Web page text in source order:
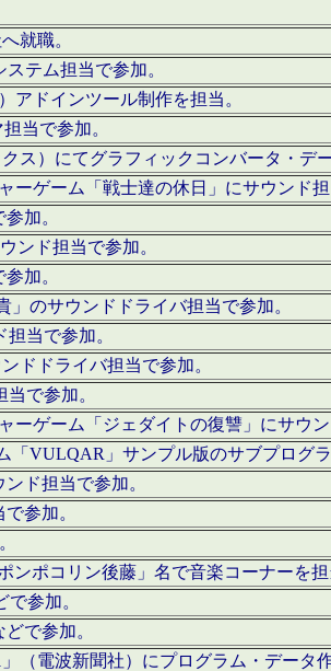
就職。
テム担当で参加。
アドインツール制作を担当。
当で参加。
ス）にてグラフィックコンバータ・デ
ーゲーム「戦士達の休日」にサウンド
加。
ンド担当で参加。
加。
」のサウンドドライバ担当で参加。
当で参加。
ドドライバ担当で参加。
で参加。
ーゲーム「ジェダイトの復讐」にサウ
「VULQAR」サンプル版のサブプログ
ド担当で参加。
参加。
ンポコリン後藤」名で音楽コーナーを
参加。
で参加。
（電波新聞社）にプログラム・データ